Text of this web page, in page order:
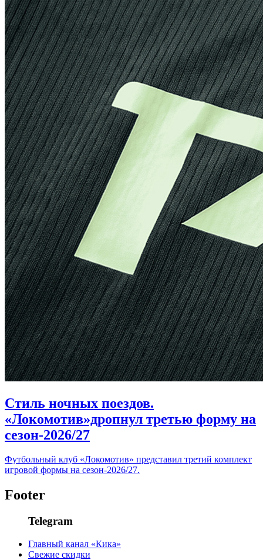
Стиль ночных поездов.
«Локомотив»дропнул третью форму на
сезон-2026/27
Футбольный клуб «Локомотив» представил третий комплект
игровой формы на сезон-2026/27.
Footer
Telegram
Главный канал «Кика»
Свежие скидки